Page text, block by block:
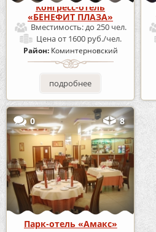
Конгресс-отель
«БЕНЕФИТ ПЛАЗА»
Вместимость:до 250 чел.
Ценаот 1600 руб./чел.
Район: Коминтерновский
подробнее
0 8
Парк-отель «Амакс»